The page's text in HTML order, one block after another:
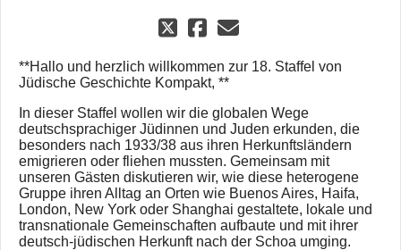
**Hallo und herzlich willkommen zur 18. Staffel von
Jüdische Geschichte Kompakt, **
In dieser Staffel wollen wir die globalen Wege
deutschsprachiger Jüdinnen und Juden erkunden, die
besonders nach 1933/38 aus ihren Herkunftsländern
emigrieren oder fliehen mussten. Gemeinsam mit
unseren Gästen diskutieren wir, wie diese heterogene
Gruppe ihren Alltag an Orten wie Buenos Aires, Haifa,
London, New York oder Shanghai gestaltete, lokale und
transnationale Gemeinschaften aufbaute und mit ihrer
deutsch-jüdischen Herkunft nach der Schoa umging.